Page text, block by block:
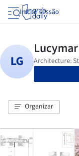
Iniciar sessão
Organizar